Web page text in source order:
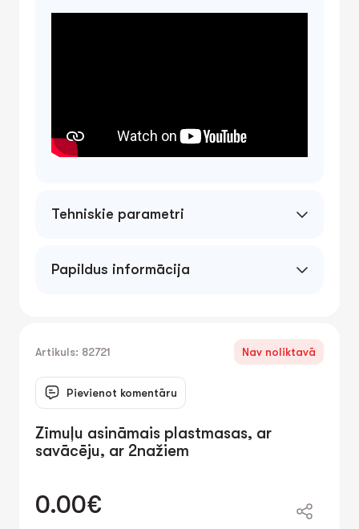
Tehniskie parametri
Papildus informācija
Artikuls: 82721 Nav noliktavā
Pievienot komentāru
Zīmuļu asināmais plastmasas, ar
savācēju, ar 2nažiem
0.00€